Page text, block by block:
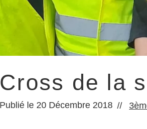
Cross de la
20 Décembre 2018